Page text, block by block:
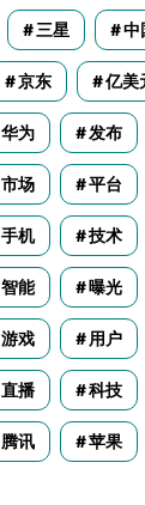
三星 中
京东 亿美
华为 发布
市场 平台
手机 技术
智能 曝光
游戏 用户
直播 科技
腾讯 苹果